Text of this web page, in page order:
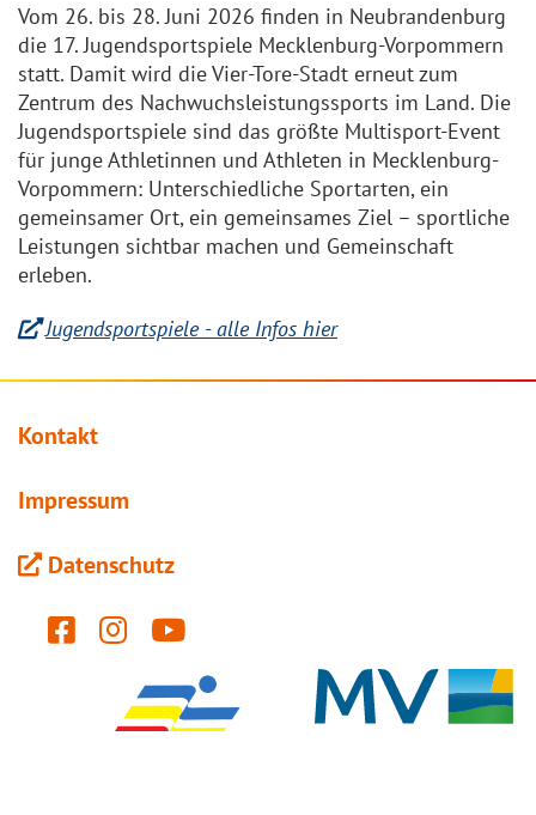
Vom 26. bis 28. Juni 2026 finden in Neubrandenburg
die 17. Jugendsportspiele Mecklenburg-Vorpommern
statt. Damit wird die Vier-Tore-Stadt erneut zum
Zentrum des Nachwuchsleistungssports im Land. Die
Jugendsportspiele sind das größte Multisport-Event
für junge Athletinnen und Athleten in Mecklenburg-
Vorpommern: Unterschiedliche Sportarten, ein
gemeinsamer Ort, ein gemeinsames Ziel – sportliche
Leistungen sichtbar machen und Gemeinschaft
erleben.
Jugendsportspiele - alle Infos hier
Kontakt
Impressum
Datenschutz